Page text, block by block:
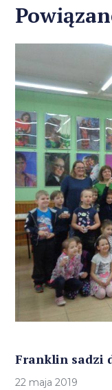
Franklin sadzi
22 maja 2019